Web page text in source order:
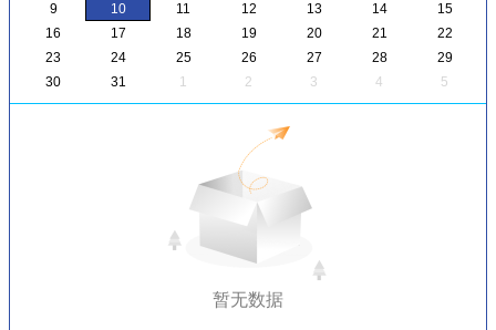
9
10 11 12 13 14
15
16
17 18 19 20 21
22
23
24 25 26 27 28
29
30
31 1 2 3 4 5
暂无数据